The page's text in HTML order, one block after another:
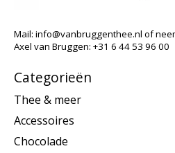
Mail: info@vanbruggenthee.nl of
Axel van Bruggen: +31 6 44 53 96 00
Categorieën
Thee & meer
Accessoires
Chocolade